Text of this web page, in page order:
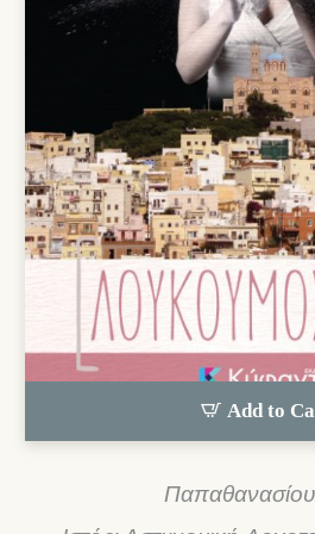
Add to